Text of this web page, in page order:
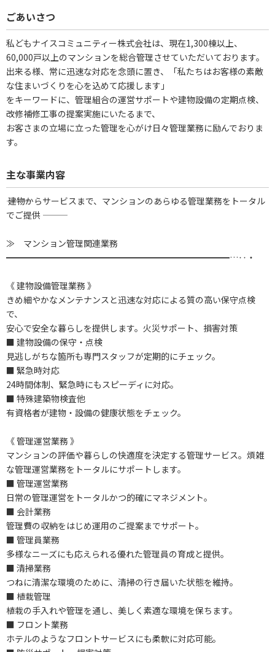
ごあいさつ
私どもナイスコミュニティー株式会社は、現在1,300棟以上、
60,000戸以上のマンションを総合管理させていただいております。
出来る様、常に迅速な対応を念頭に置き、「私たちはお客様の素敵
な住まいづくりを心を込めて応援します」
をキーワードに、管理組合の運営サポートや建物設備の定期点検、
改修補修工事の提案実施にいたるまで、
お客さまの立場に立った管理を心がけ日々管理業務に励んでおりま
す。
主な事業内容
――― 建物からサービスまで、マンションのあらゆる管理業務をトータル
でご提供 ―――
≫ マンション管理関連業務
━━━━━━━━━━━━━━━━━━━━━━━━━━…‥・
《 建物設備管理業務 》
きめ細やかなメンテナンスと迅速な対応による質の高い保守点検
で、
安心で安全な暮らしを提供します。火災サポート、損害対策
■ 建物設備の保守・点検
見逃しがちな箇所も専門スタッフが定期的にチェック。
■ 緊急時対応
24時間体制、緊急時にもスピーディに対応。
■ 特殊建築物検査他
有資格者が建物・設備の健康状態をチェック。
《 管理運営業務 》
マンションの評価や暮らしの快適度を決定する管理サービス。煩雑
な管理運営業務をトータルにサポートします。
■ 管理運営業務
日常の管理運営をトータルかつ的確にマネジメント。
■ 会計業務
管理費の収納をはじめ運用のご提案までサポート。
■ 管理員業務
多様なニーズにも応えられる優れた管理員の育成と提供。
■ 清掃業務
つねに清潔な環境のために、清掃の行き届いた状態を維持。
■ 植栽管理
植栽の手入れや管理を通し、美しく素適な環境を保ちます。
■ フロント業務
ホテルのようなフロントサービスにも柔軟に対応可能。